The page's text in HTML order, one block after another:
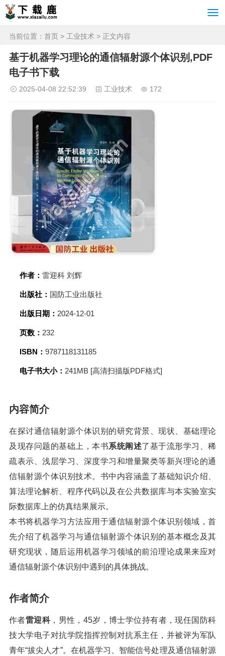
当前位置： 首页 > 工业技术 > 正文内容
基于机器学习理论的通信辐射源个体识别,PDF
电子书下载
2025-04-08 22:52:39 工业技术 172
作者： 雷迎科 刘辉
出版社： 国防工业出版社
出版日期： 2024-12-01
页数： 232
ISBN： 9787118131185
电子书大小： 241MB [高清扫描版PDF格式]
内容简介
在探讨通信辐射源个体识别的研究背景、现状、基础理论
及现存问题的基础上，本书系统阐述了基于流形学习、稀
疏表示、浅层学习、深度学习和增量聚类等新兴理论的通
信辐射源个体识别技术。书中内容涵盖了基础知识介绍、
算法理论解析、程序代码以及在公共数据库与本实验室实
际数据库上的仿真结果展示。
本书将机器学习方法应用于通信辐射源个体识别领域，首
先介绍了机器学习与通信辐射源个体识别的基本概念及其
研究现状，随后运用机器学习领域的前沿理论成果来应对
通信辐射源个体识别中遇到的具体挑战。
作者简介
作者雷迎科，男性，45岁，博士学位持有者，现任国防科
技大学电子对抗学院指挥控制对抗系主任，并被评为军队
青年“拔尖人才”。在机器学习、智能信号处理及通信辐射源